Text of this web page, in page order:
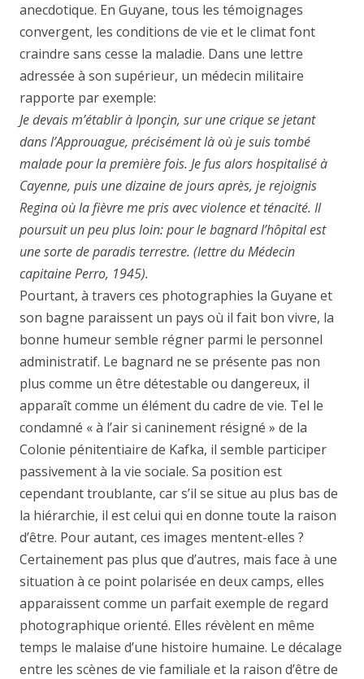
anecdotique. En Guyane, tous les témoignages
convergent, les conditions de vie et le climat font
craindre sans cesse la maladie. Dans une lettre
adressée à son supérieur, un médecin militaire
rapporte par exemple:
Je devais m’établir à Iponçin, sur une crique se jetant
dans l’Approuague, précisément là où je suis tombé
malade pour la première fois. Je fus alors hospitalisé à
Cayenne, puis une dizaine de jours après, je rejoignis
Regina où la fièvre me pris avec violence et ténacité. Il
poursuit un peu plus loin: pour le bagnard l’hôpital est
une sorte de paradis terrestre. (lettre du Médecin
capitaine Perro, 1945).
Pourtant, à travers ces photographies la Guyane et
son bagne paraissent un pays où il fait bon vivre, la
bonne humeur semble régner parmi le personnel
administratif. Le bagnard ne se présente pas non
plus comme un être détestable ou dangereux, il
apparaît comme un élément du cadre de vie. Tel le
condamné « à l’air si caninement résigné » de la
Colonie pénitentiaire de Kafka, il semble participer
passivement à la vie sociale. Sa position est
cependant troublante, car s’il se situe au plus bas de
la hiérarchie, il est celui qui en donne toute la raison
d’être. Pour autant, ces images mentent-elles ?
Certainement pas plus que d’autres, mais face à une
situation à ce point polarisée en deux camps, elles
apparaissent comme un parfait exemple de regard
photographique orienté. Elles révèlent en même
temps le malaise d’une histoire humaine. Le décalage
entre les scènes de vie familiale et la raison d’être de